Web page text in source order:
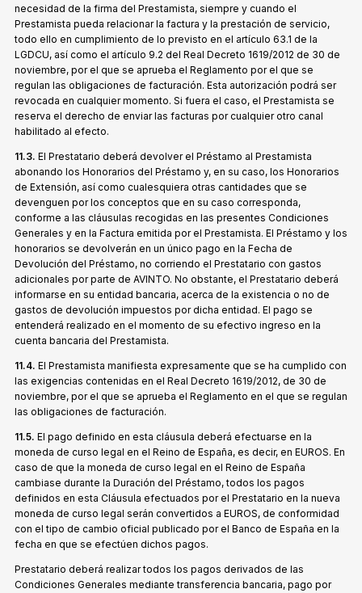
necesidad de la firma del Prestamista, siempre y cuando el
Prestamista pueda relacionar la factura y la prestación de servicio,
todo ello en cumplimiento de lo previsto en el artículo 63.1 de la
LGDCU, así como el artículo 9.2 del Real Decreto 1619/2012 de 30 de
noviembre, por el que se aprueba el Reglamento por el que se
regulan las obligaciones de facturación. Esta autorización podrá ser
revocada en cualquier momento. Si fuera el caso, el Prestamista se
reserva el derecho de enviar las facturas por cualquier otro canal
habilitado al efecto.
11.3. El Prestatario deberá devolver el Préstamo al Prestamista
abonando los Honorarios del Préstamo y, en su caso, los Honorarios
de Extensión, así como cualesquiera otras cantidades que se
devenguen por los conceptos que en su caso corresponda,
conforme a las cláusulas recogidas en las presentes Condiciones
Generales y en la Factura emitida por el Prestamista. El Préstamo y los
honorarios se devolverán en un único pago en la Fecha de
Devolución del Préstamo, no corriendo el Prestatario con gastos
adicionales por parte de AVINTO. No obstante, el Prestatario deberá
informarse en su entidad bancaria, acerca de la existencia o no de
gastos de devolución impuestos por dicha entidad. El pago se
entenderá realizado en el momento de su efectivo ingreso en la
cuenta bancaria del Prestamista.
11.4. El Prestamista manifiesta expresamente que se ha cumplido con
las exigencias contenidas en el Real Decreto 1619/2012, de 30 de
noviembre, por el que se aprueba el Reglamento en el que se regulan
las obligaciones de facturación.
11.5. El pago definido en esta cláusula deberá efectuarse en la
moneda de curso legal en el Reino de España, es decir, en EUROS. En
caso de que la moneda de curso legal en el Reino de España
cambiase durante la Duración del Préstamo, todos los pagos
definidos en esta Cláusula efectuados por el Prestatario en la nueva
moneda de curso legal serán convertidos a EUROS, de conformidad
con el tipo de cambio oficial publicado por el Banco de España en la
fecha en que se efectúen dichos pagos.
Prestatario deberá realizar todos los pagos derivados de las
Condiciones Generales mediante transferencia bancaria, pago por